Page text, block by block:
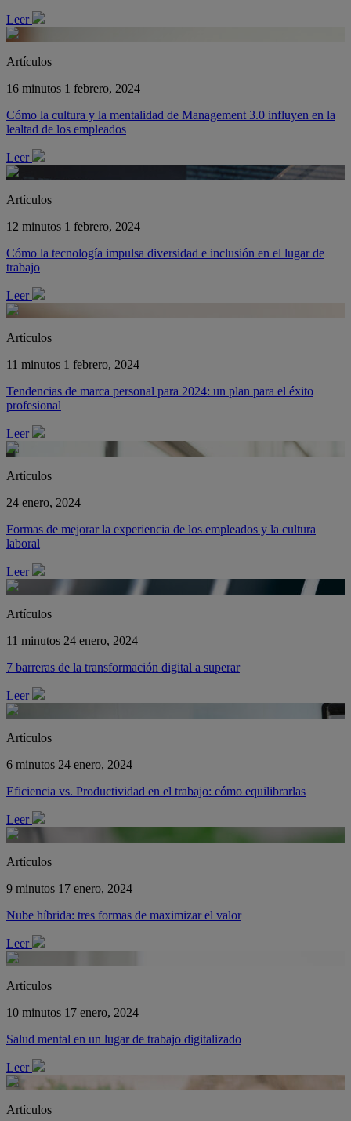
Leer
Artículos
16 minutos 1 febrero, 2024
Cómo la cultura y la mentalidad de Management 3.0 influyen en la
lealtad de los empleados
Leer
Artículos
12 minutos 1 febrero, 2024
Cómo la tecnología impulsa diversidad e inclusión en el lugar de
trabajo
Leer
Artículos
11 minutos 1 febrero, 2024
Tendencias de marca personal para 2024: un plan para el éxito
profesional
Leer
Artículos
24 enero, 2024
Formas de mejorar la experiencia de los empleados y la cultura
laboral
Leer
Artículos
11 minutos 24 enero, 2024
7 barreras de la transformación digital a superar
Leer
Artículos
6 minutos 24 enero, 2024
Eficiencia vs. Productividad en el trabajo: cómo equilibrarlas
Leer
Artículos
9 minutos 17 enero, 2024
Nube híbrida: tres formas de maximizar el valor
Leer
Artículos
10 minutos 17 enero, 2024
Salud mental en un lugar de trabajo digitalizado
Leer
Artículos